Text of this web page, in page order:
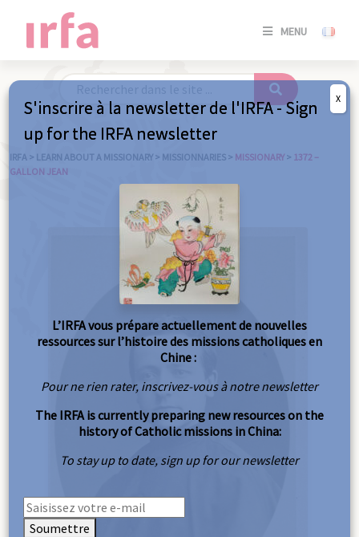
MENU
SE
IRFA > LEARN ABOUT A MISSIONARY > MISSIONNARIES > MISSIONARY > 1372 –
GALLON JEAN
S'inscrire à la newsletter de l'IRFA - Sign
up for the IRFA newsletter
L’IRFA vous prépare actuellement de nouvelles
ressources sur l’histoire des missions catholiques en
Chine :
Pour ne rien rater, inscrivez-vous à notre newsletter
The IRFA is currently preparing new resources on the
history of Catholic missions in China:
To stay up to date, sign up for our newsletter
Soumettre
X